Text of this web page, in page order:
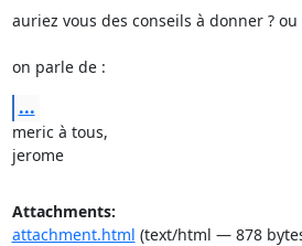
auriez vous des conseils à donner ? ou
on parle de :
...
meric à tous,
jerome
Attachments:
attachment.html (text/html — 878